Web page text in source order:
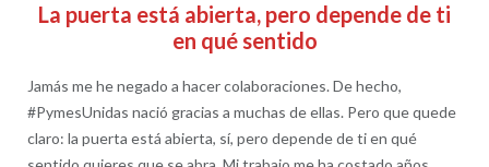
La puerta está abierta, pero depende de ti
en qué sentido
Jamás me he negado a hacer colaboraciones. De hecho,
#PymesUnidas nació gracias a muchas de ellas. Pero que quede
claro: la puerta está abierta, sí, pero depende de ti en qué